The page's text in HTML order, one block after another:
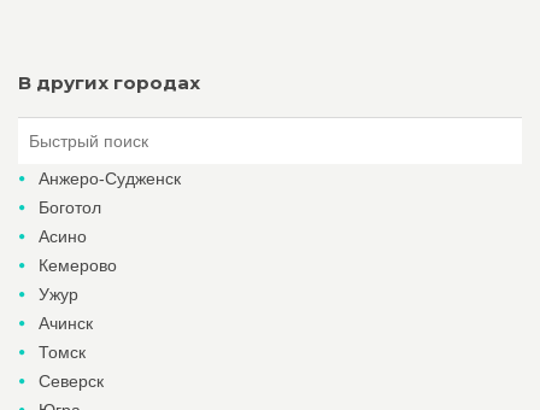
В других городах
Анжеро-Судженск
Боготол
Асино
Кемерово
Ужур
Ачинск
Томск
Северск